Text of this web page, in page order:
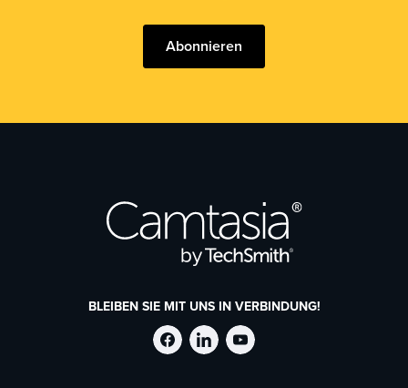
Abonnieren
BLEIBEN SIE MIT UNS IN VERBINDUNG!
TechSmith
TechSmith
TechSmith